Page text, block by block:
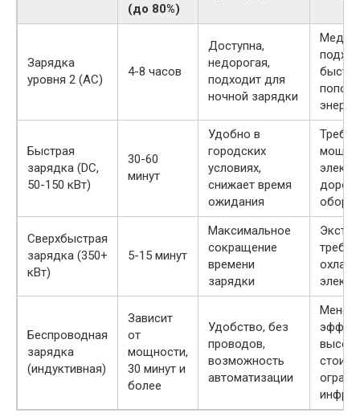
(до 80%)
Зарядка
уровня 2 (AC)
4-8 часов
Доступна,
недорогая,
подходит для
ночной зарядки
Быстрая
зарядка (DC,
50-150 кВт)
30-60
минут
Удобно в
городских
условиях,
снижает время
ожидания
Сверхбыстрая
зарядка (350+
кВт)
5-15 минут
Максимальное
сокращение
времени
зарядки
Беспроводная
зарядка
(индуктивная)
Зависит
от
мощности,
30 минут и
более
Удобство, без
проводов,
возможность
автоматизации
Менее